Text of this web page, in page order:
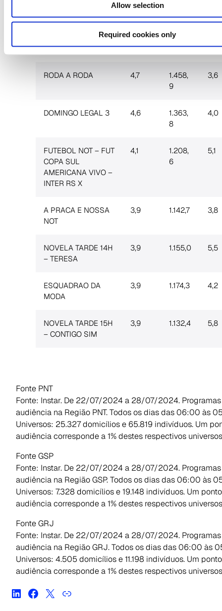
Allow selection
Required cookies only
DOMINGO LEGAL 2 5,2
1.530,
2
RODA A RODA 4,7
1.458,
9
3,6
DOMINGO LEGAL 3 4,6
1.363,
8
4,0
FUTEBOL NOT – FUT
COPA SUL
AMERICANA VIVO –
INTER RS X
4,1
1.208,
6
5,1
A PRACA E NOSSA
NOT
3,9 1.142,7 3,8
NOVELA TARDE 14H
– TERESA
3,9 1.155,0 5,5
ESQUADRAO DA
MODA
3,9 1.174,3 4,2
NOVELA TARDE 15H
– CONTIGO SIM
3,9 1.132,4 5,8
Fonte PNT
Fonte: Instar. De 22/07/2024 a 28/07/2024.
audiência na Região PNT. Todos os dias das 06:00 às
Universos: 25.327 domicílios e 65.819 indivíduos. Um
audiência corresponde a 1% destes respectivos
Fonte GSP
Fonte: Instar. De 22/07/2024 a 28/07/2024.
audiência na Região GSP. Todos os dias das 06:00 às
Universos: 7.328 domicílios e 19.148 indivíduos. Um
audiência corresponde a 1% destes respectivos
Fonte GRJ
Fonte: Instar. De 22/07/2024 a 28/07/2024.
audiência na Região GRJ. Todos os dias das 06:00 às
Universos: 4.505 domicílios e 11.198 indivíduos. Um
audiência corresponde a 1% destes respectivos